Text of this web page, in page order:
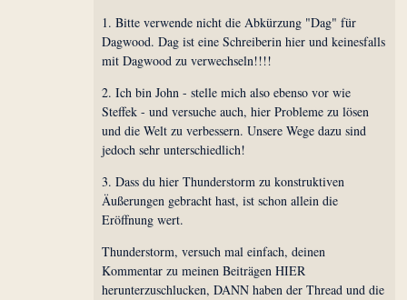
1. Bitte verwende nicht die Abkürzung "Dag" für
Dagwood. Dag ist eine Schreiberin hier und keinesfalls
mit Dagwood zu verwechseln!!!!
2. Ich bin John - stelle mich also ebenso vor wie
Steffek - und versuche auch, hier Probleme zu lösen
und die Welt zu verbessern. Unsere Wege dazu sind
jedoch sehr unterschiedlich!
3. Dass du hier Thunderstorm zu konstruktiven
Äußerungen gebracht hast, ist schon allein die
Eröffnung wert.
Thunderstorm, versuch mal einfach, deinen
Kommentar zu meinen Beiträgen HIER
herunterzuschlucken, DANN haben der Thread und die